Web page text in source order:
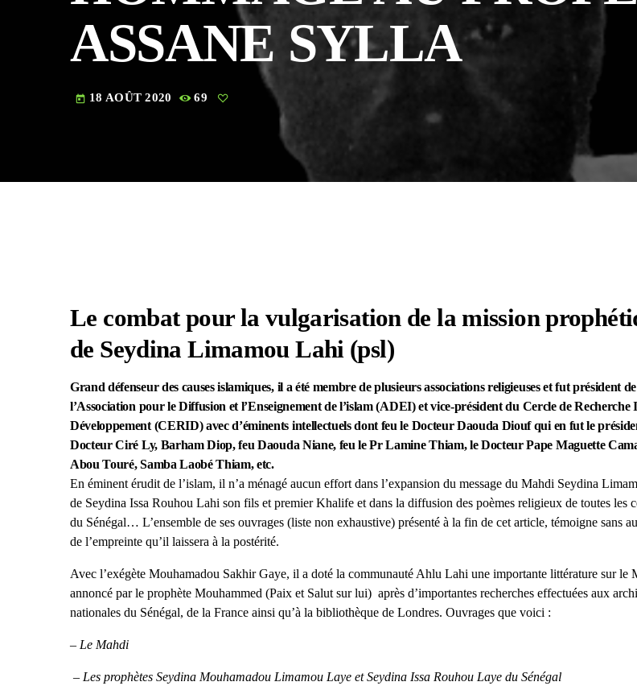
ASSANE SYLLA
today 18 AOÛT 2020 69
Le combat pour la vulgarisation de la mission
de Seydina Limamou Lahi (psl)
Grand défenseur des causes islamiques, il a été membre de plusieurs associations religieuses et fut président de
l’Association pour le Diffusion et l’Enseignement de l’islam (ADEI) et vice-président du Cercle de Recherche
Développement (CERID) avec d’éminents intellectuels dont feu le Docteur Daouda Diouf qui en fut le
Docteur Ciré Ly, Barham Diop, feu Daouda Niane, feu le Pr Lamine Thiam, le Docteur Pape Maguette
Abou Touré, Samba Laobé Thiam, etc.
En éminent érudit de l’islam, il n’a ménagé aucun effort dans l’expansion du message du Mahdi Seydina
de Seydina Issa Rouhou Lahi son fils et premier Khalife et dans la diffusion des poèmes religieux de toutes les
du Sénégal… L’ensemble de ses ouvrages (liste non exhaustive) présenté à la fin de cet article, témoigne sans
de l’empreinte qu’il laissera à la postérité.
Avec l’exégète Mouhamadou Sakhir Gaye, il a doté la communauté Ahlu Lahi une importante littérature sur le
annoncé par le prophète Mouhammed (Paix et Salut sur lui) après d’importantes recherches effectuées aux
nationales du Sénégal, de la France ainsi qu’à la bibliothèque de Londres. Ouvrages que voici :
– Le Mahdi
– Les prophètes Seydina Mouhamadou Limamou Laye et Seydina Issa Rouhou Laye du Sénégal